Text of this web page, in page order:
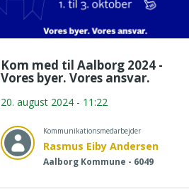
Kom med til Aalborg 2024 -
Vores byer. Vores ansvar.
20. august 2024 - 11:22
Kommunikationsmedarbejder
Rasmus Eiby Andersen
Aalborg Kommune - 6049